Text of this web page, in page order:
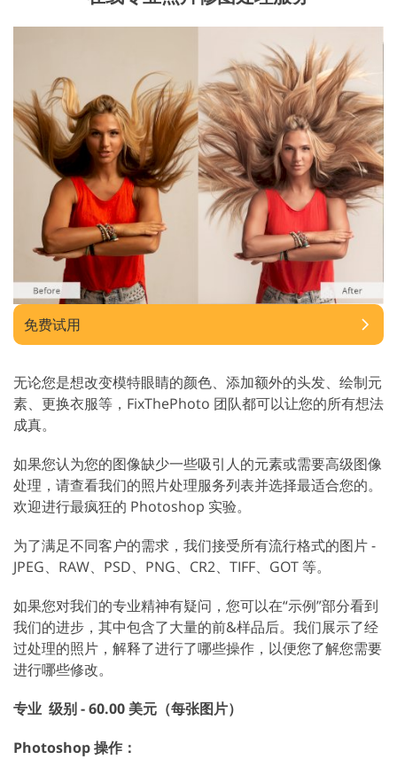
免费试用
无论您是想改变模特眼睛的颜色、添加额外的头发、绘制元
素、更换衣服等，FixThePhoto 团队都可以让您的所有想法
成真。
如果您认为您的图像缺少一些吸引人的元素或需要高级图像
处理，请查看我们的照片处理服务列表并选择最适合您的。
欢迎进行最疯狂的 Photoshop 实验。
为了满足不同客户的需求，我们接受所有流行格式的图片 -
JPEG、RAW、PSD、PNG、CR2、TIFF、GOT 等。
如果您对我们的专业精神有疑问，您可以在“示例”部分看到
我们的进步，其中包含了大量的前&样品后。我们展示了经
过处理的照片，解释了进行了哪些操作，以便您了解您需要
进行哪些修改。
专业 级别 - 60.00 美元（每张图片）
Photoshop 操作：